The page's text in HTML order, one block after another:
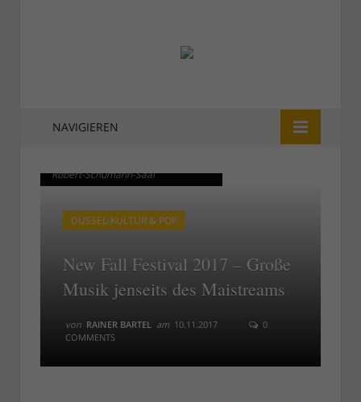
NAVIGIEREN
Robert-Schumann-Saal
DÜSSEL-KULTUR & POP
New Fall Festival 2017 – Große
Musik jenseits des Maistreams
von RAINER BARTEL am 10.11.2017
0
COMMENTS
Robert-Schumann-Saal